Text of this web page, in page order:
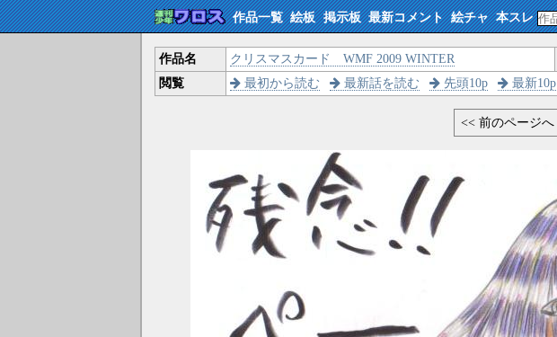
作品一覧 絵板 掲示板 最新コメント 絵チャ 本スレ
作品名 クリスマスカード WMF 2009 WINTER
閲覧
最初から読む 最新話を読む 先頭10p 最新10p
<< 前のページへ